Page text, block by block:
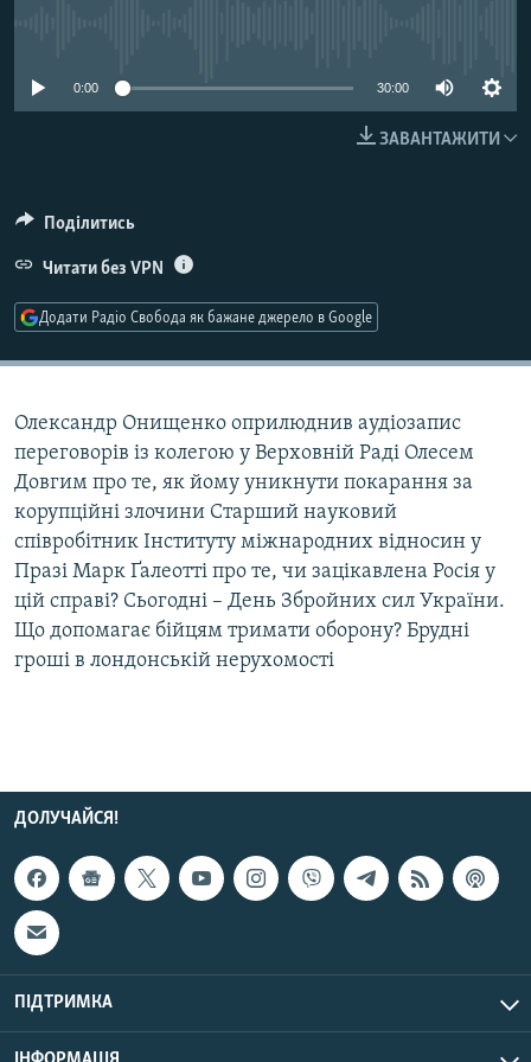
ФОТО
КРИМ РЕАЛІЇ
УКР
КТАТ
ДОЛУЧАЙСЯ!
Усі сайти RFE/RL
0:00 30:00
ЗАВАНТАЖИТИ
Поділитись
Читати без VPN
Додати Радіо Свобода як бажане джерело в Google
Олександр Онищенко оприлюднив аудіозапис
переговорів із колегою у Верховній Раді Олесем
Довгим про те, як йому уникнути покарання за
корупційні злочини Старший науковий
співробітник Інституту міжнародних відносин у
Празі Марк Ґалеотті про те, чи зацікавлена Росія у
цій справі? Сьогодні – День Збройних сил України.
Що допомагає бійцям тримати оборону? Брудні
гроші в лондонській нерухомості
ДОЛУЧАЙСЯ!
ПІДТРИМКА